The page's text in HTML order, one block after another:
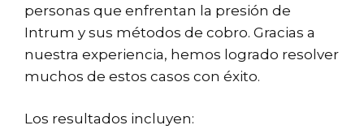
personas que enfrentan la presión de
Intrum y sus métodos de cobro. Gracias a
nuestra experiencia, hemos logrado resolver
muchos de estos casos con éxito.
Los resultados incluyen: